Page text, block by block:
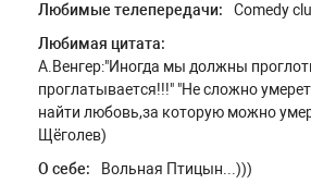
Любимые телепередачи:
Comedy
Любимая цитата:
А.Венгер:"Иногда мы должны
проглатывается!!!" "Не сложно
найти любовь,за которую можно
Щёголев)
О себе:
Вольная Птицын...)))